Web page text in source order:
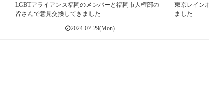
LGBTアライアンス福岡のメンバーと福岡市人権部の
皆さんで意見交換してきました
2024-07-29(Mon)
東京レイン
ました